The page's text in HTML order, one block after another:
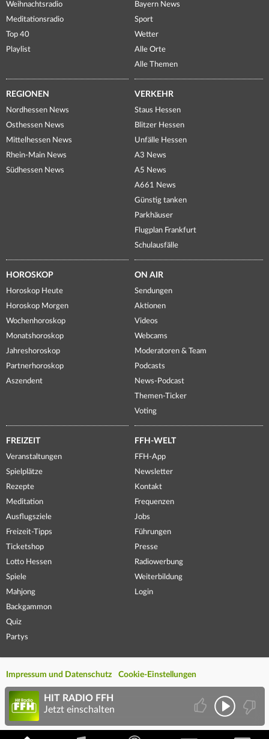
Weihnachtsradio
Meditationsradio
Top 40
Playlist
Bayern News
Sport
Wetter
Alle Orte
Alle Themen
REGIONEN
Nordhessen News
Osthessen News
Mittelhessen News
Rhein-Main News
Südhessen News
VERKEHR
Staus Hessen
Blitzer Hessen
Unfälle Hessen
A3 News
A5 News
A661 News
Günstig tanken
Parkhäuser
Flugplan Frankfurt
Schulausfälle
HOROSKOP
Horoskop Heute
Horoskop Morgen
Wochenhoroskop
Monatshoroskop
Jahreshoroskop
Partnerhoroskop
Aszendent
ON AIR
Sendungen
Aktionen
Videos
Webcams
Moderatoren & Team
Podcasts
News-Podcast
Themen-Ticker
Voting
FREIZEIT
Veranstaltungen
Spielplätze
Rezepte
Meditation
Ausflugsziele
Freizeit-Tipps
Ticketshop
Lotto Hessen
Spiele
Mahjong
Backgammon
Quiz
Partys
FFH-WELT
FFH-App
Newsletter
Kontakt
Frequenzen
Jobs
Führungen
Presse
Radiowerbung
Weiterbildung
Login
Impressum und Datenschutz Cookie-Einstellungen
HIT RADIO FFH
Jetzt einschalten